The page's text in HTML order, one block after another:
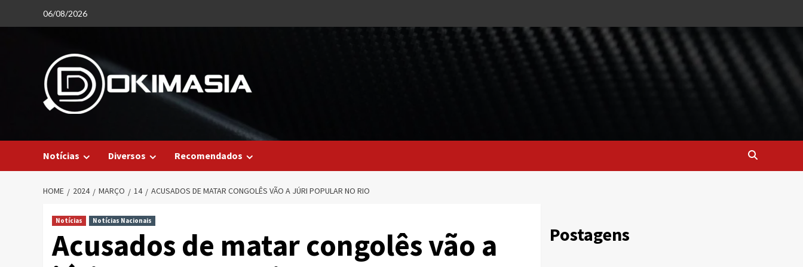
06/08/2026
Notícias Diversos Recomendados
HOME 2024 MARÇO 14 ACUSADOS DE MATAR CONGOLÊS VÃO A JÚRI POPULAR NO RIO
Notícias Notícias Nacionais
Acusados de matar congolês vão a
Postagens